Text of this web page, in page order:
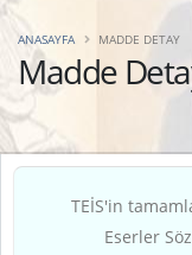
Madde
ANASAYFA MADDE DETAY
TEİS'in
Eserler